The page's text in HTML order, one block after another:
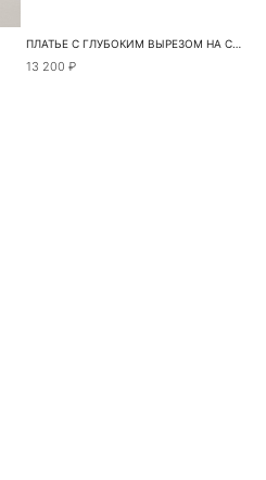
ПЛАТЬЕ С ГЛУБОКИМ ВЫРЕЗОМ НА СПИНЕ
13 200 ₽